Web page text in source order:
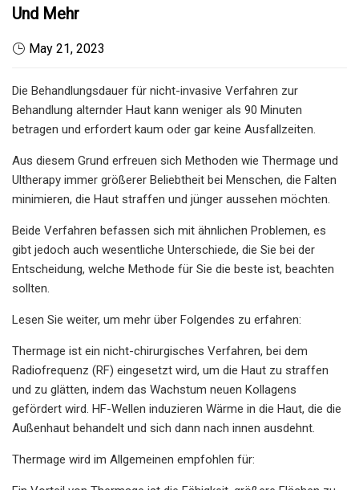
Und Mehr
May 21, 2023
Die Behandlungsdauer für nicht-invasive Verfahren zur
Behandlung alternder Haut kann weniger als 90 Minuten
betragen und erfordert kaum oder gar keine Ausfallzeiten.
Aus diesem Grund erfreuen sich Methoden wie Thermage und
Ultherapy immer größerer Beliebtheit bei Menschen, die Falten
minimieren, die Haut straffen und jünger aussehen möchten.
Beide Verfahren befassen sich mit ähnlichen Problemen, es
gibt jedoch auch wesentliche Unterschiede, die Sie bei der
Entscheidung, welche Methode für Sie die beste ist, beachten
sollten.
Lesen Sie weiter, um mehr über Folgendes zu erfahren:
Thermage ist ein nicht-chirurgisches Verfahren, bei dem
Radiofrequenz (RF) eingesetzt wird, um die Haut zu straffen
und zu glätten, indem das Wachstum neuen Kollagens
gefördert wird. HF-Wellen induzieren Wärme in die Haut, die die
Außenhaut behandelt und sich dann nach innen ausdehnt.
Thermage wird im Allgemeinen empfohlen für: